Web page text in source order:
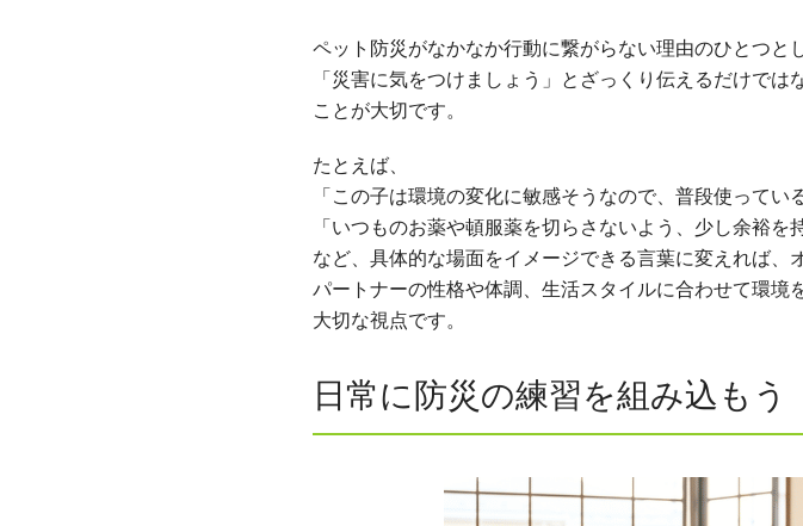
ペット防災がなかなか行動に繋がらない理由のひとつと
「災害に気をつけましょう」とざっくり伝えるだけで
ことが大切です。
たとえば、
「この子は環境の変化に敏感そうなので、普段使ってい
「いつものお薬や頓服薬を切らさないよう、少し余裕を
など、具体的な場面をイメージできる言葉に変えれば、
パートナーの性格や体調、生活スタイルに合わせて環
大切な視点です。
日常に防災の練習を組み込もう